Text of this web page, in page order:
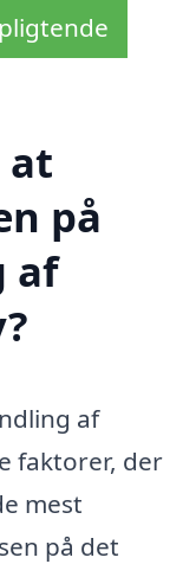
at
på
af
af
faktorer, der
mest
på det